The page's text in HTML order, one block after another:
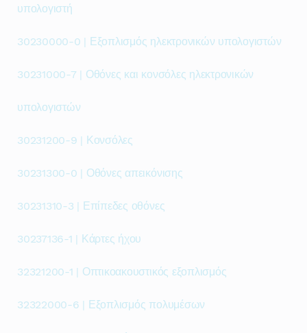
υπολογιστή
30230000-0 | Εξοπλισμός ηλεκτρονικών υπολογιστών
30231000-7 | Οθόνες και κονσόλες ηλεκτρονικών
υπολογιστών
30231200-9 | Κονσόλες
30231300-0 | Οθόνες απεικόνισης
30231310-3 | Επίπεδες οθόνες
30237136-1 | Κάρτες ήχου
32321200-1 | Οπτικοακουστικός εξοπλισμός
32322000-6 | Εξοπλισμός πολυμέσων